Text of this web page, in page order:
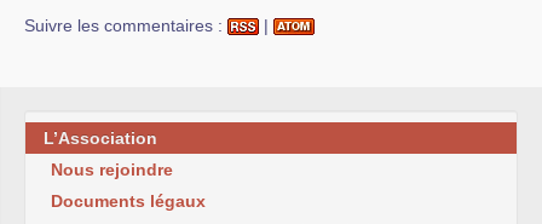
Suivre les commentaires : |
L’Association
Nous rejoindre
Documents légaux